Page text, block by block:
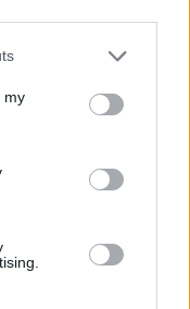
or more Google
You may click to
third-party tags to
in below Google
my
ALACSONY AZ
éves
az élelmiszerek ára